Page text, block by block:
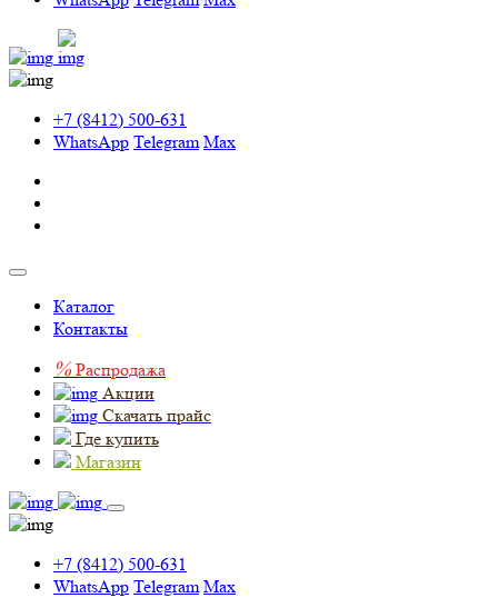
+7 (8412) 500-631
WhatsApp Telegram Max
Каталог
Контакты
% Распродажа
Акции
Скачать прайс
Где купить
Магазин
+7 (8412) 500-631
WhatsApp Telegram Max